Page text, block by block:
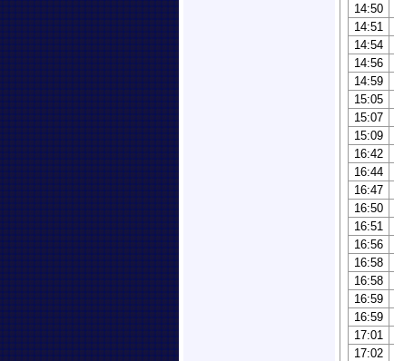
14:50
14:51
14:54
14:56
14:59
15:05
15:07
15:09
16:42
16:44
16:47
16:50
16:51
16:56
16:58
16:58
16:59
16:59
17:01
17:02